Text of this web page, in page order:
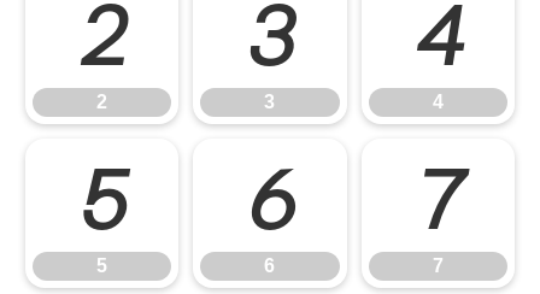
2
2
3
3
4
4
5
5
6
6
7
7